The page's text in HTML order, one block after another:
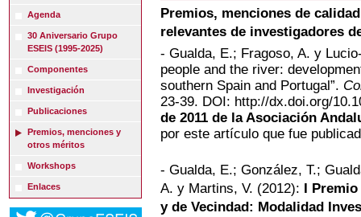
Agenda
30 Aniversario Grupo
ESEIS (1995-2025)
Componentes
Investigación
Publicaciones
Premios, menciones y
otros méritos
Workshops
Enlaces
Premios, menciones de
relevantes de investigadores
- Gualda, E.; Fragoso, A. y
people and the river:
southern Spain and Portugal”.
23-39. DOI: http://dx.doi.org/
de 2011 de la Asociación
por este artículo que fue
- Gualda, E.; González, T.;
A. y Martins, V. (2012): I
y de Vecindad: Modalidad